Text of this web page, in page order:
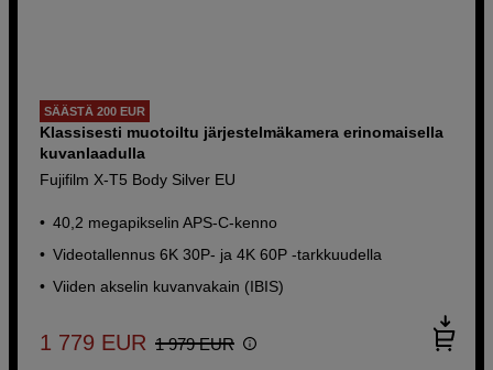
SÄÄSTÄ 200 EUR
Klassisesti muotoiltu järjestelmäkamera erinomaisella
kuvanlaadulla
Fujifilm X-T5 Body Silver EU
40,2 megapikselin APS-C-kenno
Videotallennus 6K 30P- ja 4K 60P -tarkkuudella
Viiden akselin kuvanvakain (IBIS)
1 779 EUR 1 979 EUR